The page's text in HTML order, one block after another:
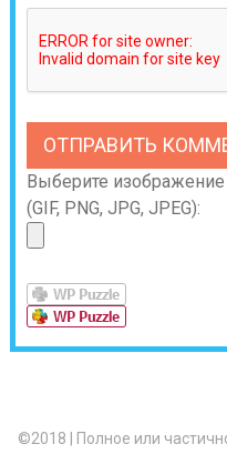
Выберите
(GIF, PNG, JPG, JPEG):
©2018
Полное или